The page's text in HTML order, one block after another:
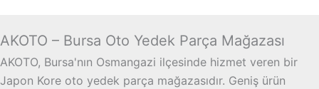
AKOTO – Bursa Oto Yedek Parça Mağazası
AKOTO, Bursa'nın Osmangazi ilçesinde hizmet veren bir
Japon Kore oto yedek parça mağazasıdır. Geniş ürün